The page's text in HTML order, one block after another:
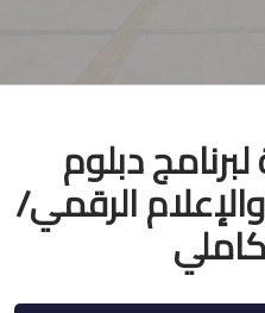
دبلوم
الرقمي/